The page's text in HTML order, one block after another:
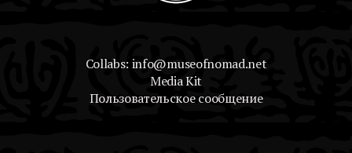
Collabs: info@museofnomad.net
Media Kit
Пользовательское сообщение